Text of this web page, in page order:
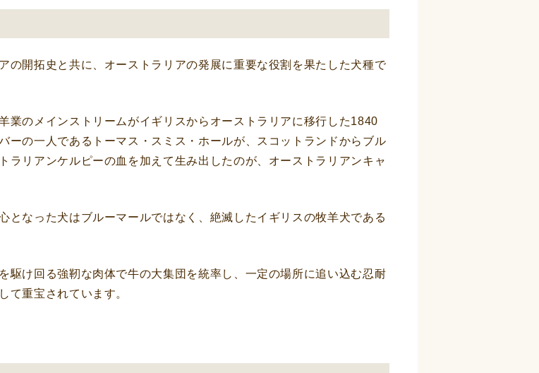
の開拓史と共に、オーストラリアの発展に重要な役割を果たした犬種で
業のメインストリームがイギリスからオーストラリアに移行した1840
ーの一人であるトーマス・スミス・ホールが、スコットランドからブル
ラリアンケルピーの血を加えて生み出したのが、オーストラリアンキャ
となった犬はブルーマールではなく、絶滅したイギリスの牧羊犬である
駆け回る強靭な肉体で牛の大集団を統率し、一定の場所に追い込む忍耐
て重宝されています。